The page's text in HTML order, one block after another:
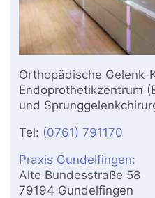
Orthopädische Gelenk-
Endoprothetikzentrum
und
Tel: (0761) 791170
Praxis Gundelfingen:
Alte Bundesstraße 58
79194 Gundelfingen